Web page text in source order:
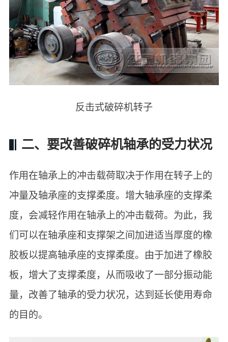
反击式破碎机转子
二、要改善破碎机轴承的受力状况
作用在轴承上的冲击载荷取决于作用在转子上的
冲量及轴承座的支撑柔度。增大轴承座的支撑柔
度，会减轻作用在轴承上的冲击载荷。为此，我
们可以在轴承座和支撑架之间加进适当厚度的橡
胶板以提高轴承座的支撑柔度。由于加进了橡胶
板，增大了支撑柔度，从而吸收了一部分振动能
量，改善了轴承的受力状况，达到延长使用寿命
的目的。